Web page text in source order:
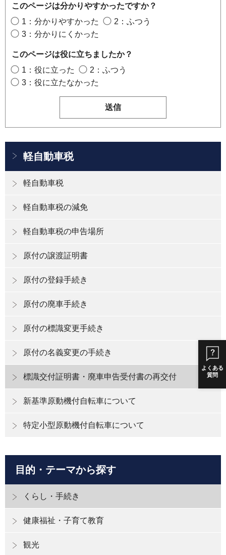
よくある
質問
このページは分かりやすかったですか？
1：分かりやすかった
2：ふつう
3：分かりにくかった
このページは役に立ちましたか？
1：役に立った
2：ふつう
3：役に立たなかった
軽自動車税
軽自動車税
軽自動車税の減免
軽自動車税の申告場所
原付の譲渡証明書
原付の登録手続き
原付の廃車手続き
原付の標識変更手続き
原付の名義変更の手続き
標識交付証明書・廃車申告受付書の再交付
新基準原動機付自転車について
特定小型原動機付自転車について
目的・テーマから探す
くらし・手続き
健康福祉・子育て教育
観光